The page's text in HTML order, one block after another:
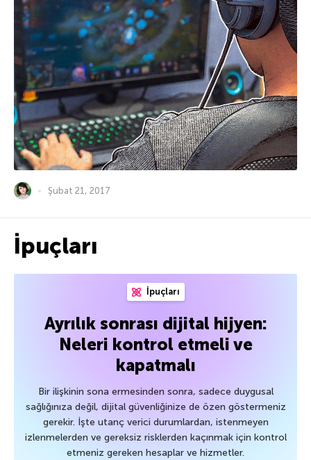
Şubat 21, 2017
İpuçları
İpuçları
Ayrılık sonrası dijital hijyen:
Neleri kontrol etmeli ve
kapatmalı
Bir ilişkinin sona ermesinden sonra, sadece duygusal
sağlığınıza değil, dijital güvenliğinize de özen göstermeniz
gerekir. İşte utanç verici durumlardan, istenmeyen
izlenmelerden ve gereksiz risklerden kaçınmak için kontrol
etmeniz gereken hesaplar ve hizmetler.